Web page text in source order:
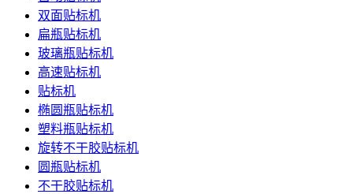
双面贴标机
扁瓶贴标机
玻璃瓶贴标机
高速贴标机
贴标机
椭圆瓶贴标机
塑料瓶贴标机
旋转不干胶贴标机
圆瓶贴标机
不干胶贴标机